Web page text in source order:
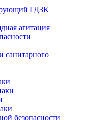
ГДЗК
агитация
санитарного
безопасности